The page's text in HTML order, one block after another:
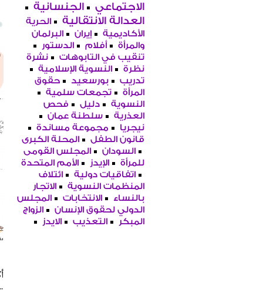
الاجتماعي
الجنسانية
العدالة الانتقالية
الحرية
الأكاديمية
إيران
البرلمان
والمرأة
أفلام
الدستور
تنقيب في التابوهات
نشرة
نظرة
النسوية الإسلامية
تدريب
بورسعيد
حقوق
المرأة
تجمعات سلمية
النسوية
دليل
فحص
العذرية
سلطنة عمان
نيجريا
مجموعة مساندة
قانون الطفل
المحلة الكبرى
السودان
المجلس القومى
للمرأة
الإيدز
الأمم المتحدة
اتفاقيات دولية
ائتلاف
المنظمات النسوية
الاتجار
بالنساء
الانتخابات
المجلس
الدولي لحقوق الإنسان
الزواج
المبكر
التعذيب الايدز